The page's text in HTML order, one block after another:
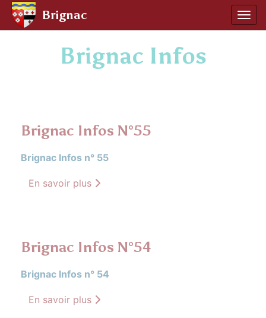
Brignac
Brignac Infos
Brignac Infos N°55
Brignac Infos n° 55
En savoir plus
Brignac Infos N°54
Brignac Infos n° 54
En savoir plus
Panneau de gestion des cookies